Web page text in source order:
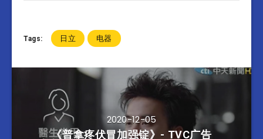
Tags: 日立 电器
2020-12-05
《普拿疼伏冒加强锭》- TVC广告